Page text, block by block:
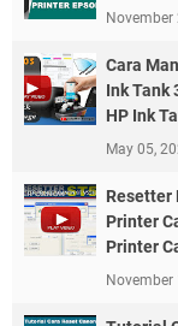
November
Cara
Ink Tank
HP Ink
May 05,
Resetter
Printer
Printer
November